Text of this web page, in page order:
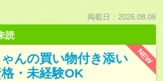
掲載日：2026.08.06
読
NEW
んの買い物付き添い
・未経験OK